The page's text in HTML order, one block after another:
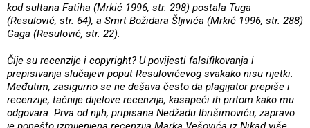
kod sultana Fatiha (Mrkić 1996, str. 298) postala Tuga
(Resulović, str. 64), a Smrt Božidara Šljivića (Mrkić 1996, str. 288)
Gaga (Resulović, str. 22).
Čije su recenzije i copyright? U povijesti falsifikovanja i
prepisivanja slučajevi poput Resulovićevog svakako nisu rijetki.
Međutim, zasigurno se ne dešava često da plagijator prepiše i
recenzije, tačnije dijelove recenzija, kasapeći ih pritom kako mu
odgovara. Prva od njih, pripisana Nedžadu Ibrišimoviću, zapravo